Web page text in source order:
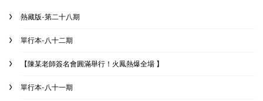
熱藏版-第二十八期
單行本-八十二期
【陳某老師簽名會圓滿舉行！火鳳熱爆全場 】
單行本-八十一期